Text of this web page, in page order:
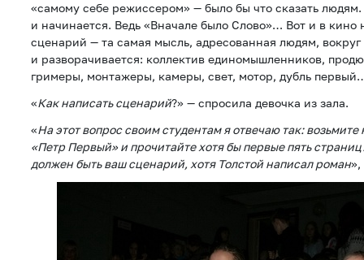
«самому себе режиссером» — было бы что сказать
и начинается. Ведь «Вначале было Слово»… Вот и в кино
сценарий — та самая мысль, адресованная людям, вокруг
и разворачивается: коллектив единомышленников,
гримеры, монтажеры, камеры, свет, мотор, дубль
«Как написать сценарий?» — спросила девочка из зала.
«На этот вопрос своим студентам я отвечаю так:
«Петр Первый» и прочитайте хотя бы первые пять
должен быть ваш сценарий, хотя Толстой написал роман»,